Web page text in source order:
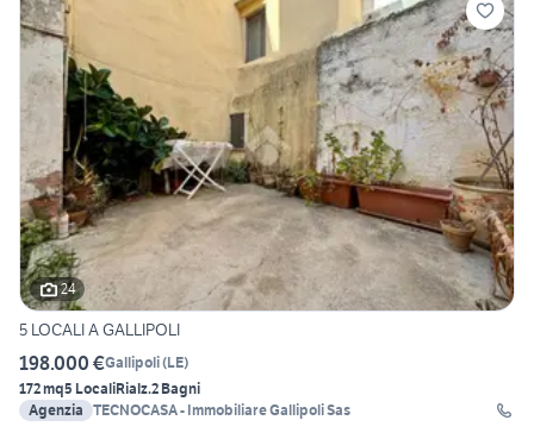
24
5 LOCALI A GALLIPOLI
198.000 €Gallipoli(LE)
172 mq5 LocaliRialz.2 Bagni
Agenzia TECNOCASA - Immobiliare Gallipoli Sas